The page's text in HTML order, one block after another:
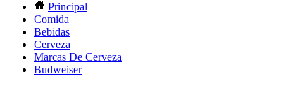
Principal
Comida
Bebidas
Cerveza
Marcas De Cerveza
Budweiser